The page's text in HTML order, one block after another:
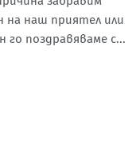
на наш приятел или
го поздравяваме с...